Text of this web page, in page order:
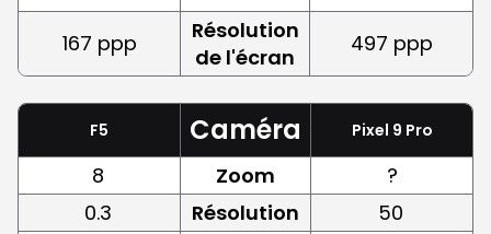
167 ppp
Résolution
de l'écran
497 ppp
F5 Caméra Pixel 9 Pro
8 Zoom
?
0.3
Résolution
50